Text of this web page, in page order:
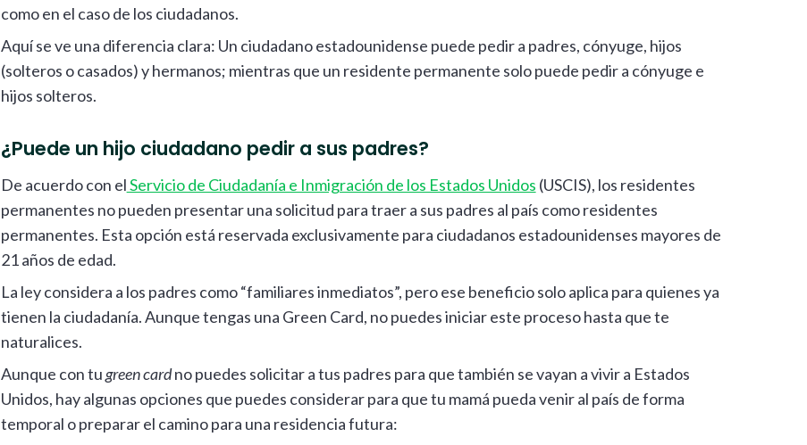
como en el caso de los ciudadanos.
Aquí se ve una diferencia clara: Un ciudadano estadounidense puede pedir a padres, cónyuge, hijos
(solteros o casados) y hermanos; mientras que un residente permanente solo puede pedir a cónyuge e
hijos solteros.
¿Puede un hijo ciudadano pedir a sus padres?
De acuerdo con elServicio de Ciudadanía e Inmigración de los Estados Unidos (USCIS), los residentes
permanentes no pueden presentar una solicitud para traer a sus padres al país como residentes
permanentes. Esta opción está reservada exclusivamente para ciudadanos estadounidenses mayores de
21 años de edad.
La ley considera a los padres como “familiares inmediatos”, pero ese beneficio solo aplica para quienes ya
tienen la ciudadanía. Aunque tengas una Green Card, no puedes iniciar este proceso hasta que te
naturalices.
Aunque con tugreen cardno puedes solicitar a tus padres para que también se vayan a vivir a Estados
Unidos, hay algunas opciones que puedes considerar para que tu mamá pueda venir al país de forma
temporal o preparar el camino para una residencia futura: